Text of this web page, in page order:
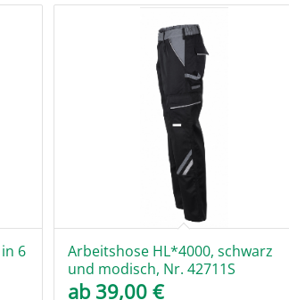
6
Arbeitshose HL*4000, schwarz
und modisch, Nr. 42711S
ab 39,00€